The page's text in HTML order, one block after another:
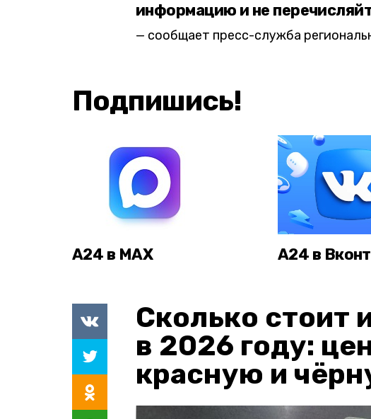
информацию и не
сообщает пресс-служба
Подпишись!
А24 в MAX А24 в
Сколько стоит
в 2026 году:
красную и